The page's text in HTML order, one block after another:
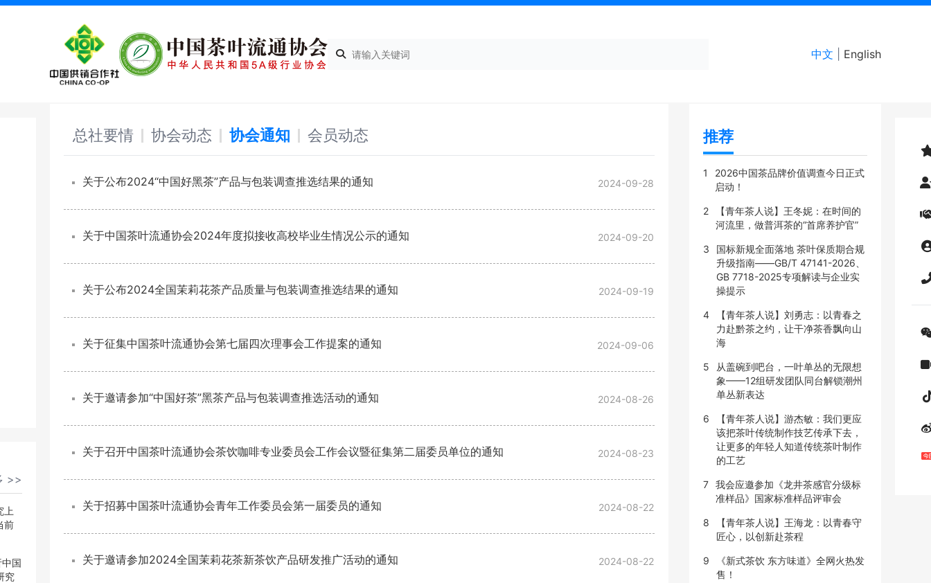
中文 English
>>
上
前
国
究
总社要情 协会动态 协会通知 会员动态
2024-09-28
关于公布2024“中国好黑茶”产品与包装调查推选结果的通知
2024-09-20
关于中国茶叶流通协会2024年度拟接收高校毕业生情况公示的通知
2024-09-19
关于公布2024全国茉莉花茶产品质量与包装调查推选结果的通知
2024-09-06
关于征集中国茶叶流通协会第七届四次理事会工作提案的通知
2024-08-26
关于邀请参加“中国好茶”黑茶产品与包装调查推选活动的通知
2024-08-23
关于召开中国茶叶流通协会茶饮咖啡专业委员会工作会议暨征集第二届委员单位的通知
2024-08-22
关于招募中国茶叶流通协会青年工作委员会第一届委员的通知
2024-08-22
关于邀请参加2024全国茉莉花茶新茶饮产品研发推广活动的通知
推荐
1
2026中国茶品牌价值调查今日正式
启动！
2
【青年茶人说】王冬妮：在时间的
河流里，做普洱茶的“首席养护官”
3
国标新规全面落地 茶叶保质期合规
升级指南——GB/T 47141-2026、
GB 7718-2025专项解读与企业实
操提示
4
【青年茶人说】刘勇志：以青春之
力赴黔茶之约，让干净茶香飘向山
海
5
从盖碗到吧台，一叶单丛的无限想
象——12组研发团队同台解锁潮州
单丛新表达
6
【青年茶人说】游杰敏：我们更应
该把茶叶传统制作技艺传承下去，
让更多的年轻人知道传统茶叶制作
的工艺
7
我会应邀参加《龙井茶感官分级标
准样品》国家标准样品评审会
8
【青年茶人说】王海龙：以青春守
匠心，以创新赴茶程
9
《新式茶饮 东方味道》全网火热发
售！